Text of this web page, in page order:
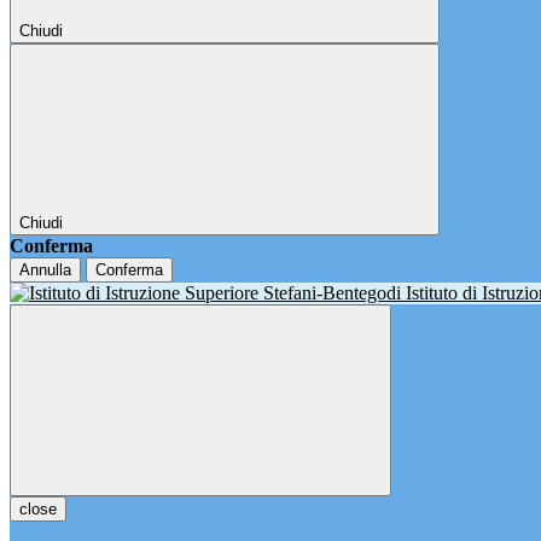
Chiudi
Chiudi
Conferma
Annulla Conferma
Istituto di
close